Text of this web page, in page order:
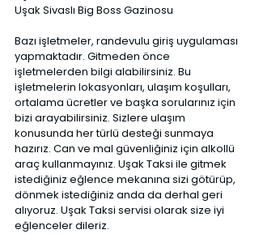
Uşak Sivaslı Big Boss Gazinosu
Bazı işletmeler, randevulu giriş uygulaması
yapmaktadır. Gitmeden önce
işletmelerden bilgi alabilirsiniz. Bu
işletmelerin lokasyonları, ulaşım koşulları,
ortalama ücretler ve başka sorularınız için
bizi arayabilirsiniz. Sizlere ulaşım
konusunda her türlü desteği sunmaya
hazırız. Can ve mal güvenliğiniz için alkollü
araç kullanmayınız. Uşak Taksi ile gitmek
istediğiniz eğlence mekanına sizi götürüp,
dönmek istediğiniz anda da derhal geri
alıyoruz. Uşak Taksi servisi olarak size iyi
eğlenceler dileriz.